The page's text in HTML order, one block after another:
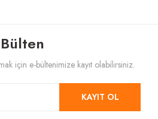
Gönder
için e-bültenimize kayıt olabilirsiniz.
KAYIT OL